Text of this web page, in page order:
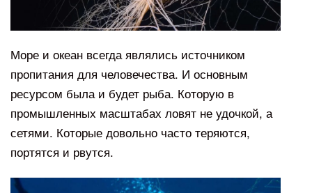
Море и океан всегда являлись источником
пропитания для человечества. И основным
ресурсом была и будет рыба. Которую в
промышленных масштабах ловят не удочкой, а
сетями. Которые довольно часто теряются,
портятся и рвутся.